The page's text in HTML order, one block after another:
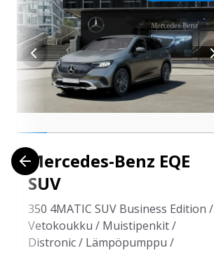
Mercedes-Benz EQE
SUV
350 4MATIC SUV Business Edition /
Vetokoukku / Muistipenkit /
Distronic / Lämpöpumppu /